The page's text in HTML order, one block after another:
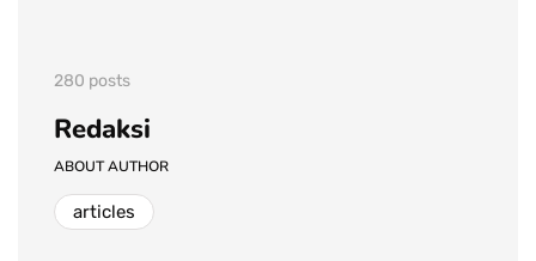
280 posts
Redaksi
ABOUT AUTHOR
articles